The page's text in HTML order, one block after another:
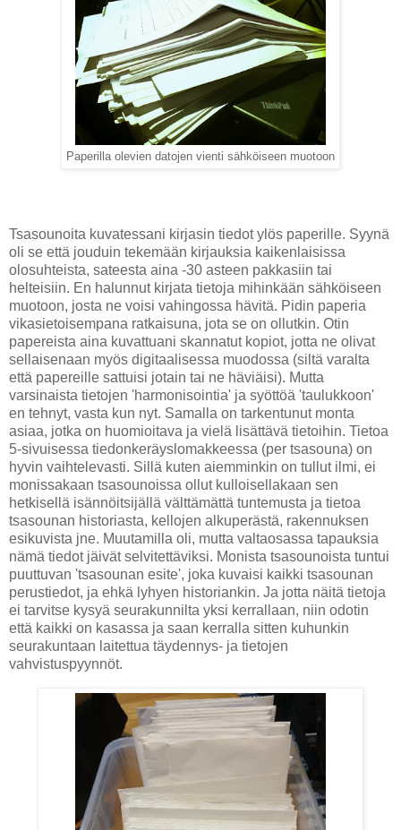
Paperilla olevien datojen vienti sähköiseen muotoon
Tsasounoita kuvatessani kirjasin tiedot ylös paperille. Syynä
oli se että jouduin tekemään kirjauksia kaikenlaisissa
olosuhteista, sateesta aina -30 asteen pakkasiin tai
helteisiin. En halunnut kirjata tietoja mihinkään sähköiseen
muotoon, josta ne voisi vahingossa hävitä. Pidin paperia
vikasietoisempana ratkaisuna, jota se on ollutkin. Otin
papereista aina kuvattuani skannatut kopiot, jotta ne olivat
sellaisenaan myös digitaalisessa muodossa (siltä varalta
että papereille sattuisi jotain tai ne häviäisi). Mutta
varsinaista tietojen 'harmonisointia' ja syöttöä 'taulukkoon'
en tehnyt, vasta kun nyt. Samalla on tarkentunut monta
asiaa, jotka on huomioitava ja vielä lisättävä tietoihin. Tietoa
5-sivuisessa tiedonkeräyslomakkeessa (per tsasouna) on
hyvin vaihtelevasti. Sillä kuten aiemminkin on tullut ilmi, ei
monissakaan tsasounoissa ollut kulloisellakaan sen
hetkisellä isännöitsijällä välttämättä tuntemusta ja tietoa
tsasounan historiasta, kellojen alkuperästä, rakennuksen
esikuvista jne. Muutamilla oli, mutta valtaosassa tapauksia
nämä tiedot jäivät selvitettäviksi. Monista tsasounoista tuntui
puuttuvan 'tsasounan esite', joka kuvaisi kaikki tsasounan
perustiedot, ja ehkä lyhyen historiankin. Ja jotta näitä tietoja
ei tarvitse kysyä seurakunnilta yksi kerrallaan, niin odotin
että kaikki on kasassa ja saan kerralla sitten kuhunkin
seurakuntaan laitettua täydennys- ja tietojen
vahvistuspyynnöt.